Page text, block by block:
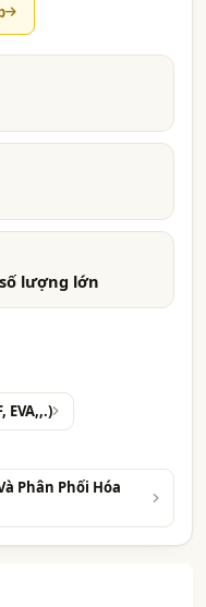
lượng lớn
EVA,,.)
Phân Phối Hóa